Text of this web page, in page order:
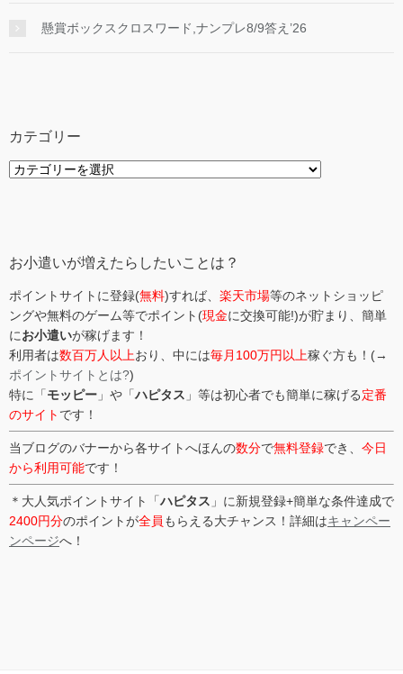
懸賞ボックスクロスワード,ナンプレ8/9答え’26
カテゴリー
カ
お小遣いが増えたらしたいことは？
ポイントサイトに登録(無料)すれば、 楽天市場等のネットショッピ
ングや無料のゲーム等でポイント(現金に交換可能!)が貯まり、簡単
にお小遣いが稼げます！
利用者は数百万人以上おり、中には毎月100万円以上稼ぐ方も！(→
ポイントサイトとは?)
特に「モッピー 」や「ハピタス 」等は初心者でも簡単に稼げる定番
のサイト です！
当ブログのバナーから各サイトへほんの数分で無料登録でき、 今日
から利用可能です！
＊大人気ポイントサイト「ハピタス 」に新規登録+簡単な条件達成で
2400円分のポイントが全員 もらえる大チャンス！詳細はキャンペー
ンページへ！